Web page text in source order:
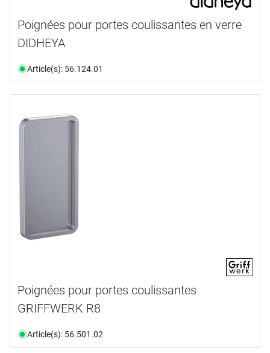
Poignées pour portes coulissantes en verre
DIDHEYA
Article(s): 56.124.01
Poignées pour portes coulissantes
GRIFFWERK R8
Article(s): 56.501.02